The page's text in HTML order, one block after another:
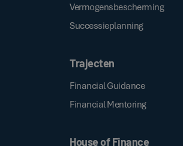
Vermogensbescherming
Successieplanning
Trajecten
Financial Guidance
Financial Mentoring
House of Finance